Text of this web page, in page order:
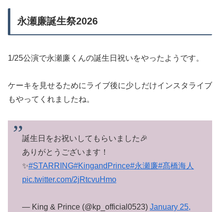
永瀬廉誕生祭2026
1/25公演で永瀬廉くんの誕生日祝いをやったようです。
ケーキを見せるためにライブ後に少しだけインスタライブ
もやってくれましたね。
誕生日をお祝いしてもらいました🎉
ありがとうございます！
✨#STARRING#KingandPrince#永瀬廉#髙橋海人
pic.twitter.com/2jRtcvuHmo
— King & Prince (@kp_official0523) January 25,